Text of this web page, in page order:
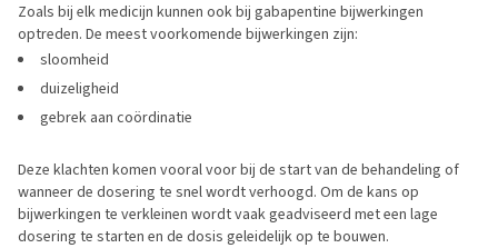
Zoals bij elk medicijn kunnen ook bij gabapentine bijwerkingen
optreden. De meest voorkomende bijwerkingen zijn:
sloomheid
duizeligheid
gebrek aan coördinatie
Deze klachten komen vooral voor bij de start van de behandeling of
wanneer de dosering te snel wordt verhoogd. Om de kans op
bijwerkingen te verkleinen wordt vaak geadviseerd met een lage
dosering te starten en de dosis geleidelijk op te bouwen.